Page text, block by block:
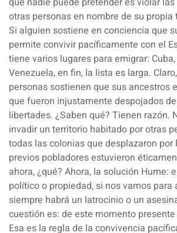
otras personas en nombre de su
Si alguien sostiene en conciencia que
permite convivir pacíficamente con el
tiene varios lugares para emigrar:
Venezuela, en fin, la lista es larga.
personas sostienen que sus ancestros
que fueron injustamente despojados
libertades. ¿Saben qué? Tienen razón.
invadir un territorio habitado por otras
todas las colonias que desplazaron por
previos pobladores estuvieron
ahora, ¿qué? Ahora, la solución Hume:
político o propiedad, si nos vamos para
siempre habrá un latrocinio o un
cuestión es: de este momento
Esa es la regla de la convivencia